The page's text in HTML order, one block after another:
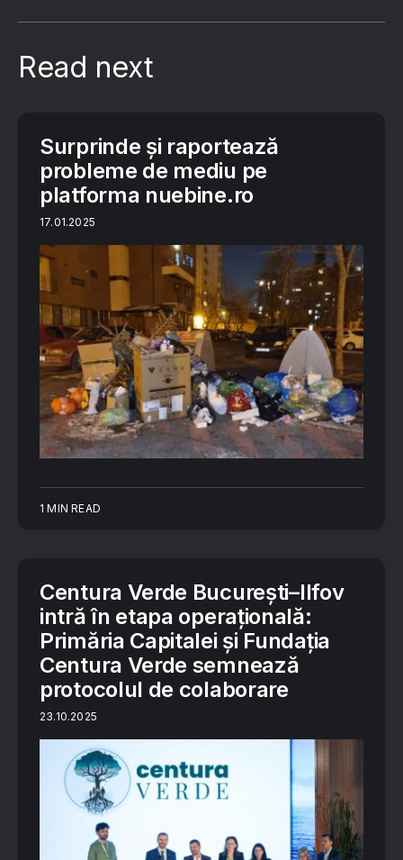
Read next
Surprinde și raportează
probleme de mediu pe
platforma nuebine.ro
17.01.2025
1 MIN READ
Centura Verde București–Ilfov
intră în etapa operațională:
Primăria Capitalei și Fundația
Centura Verde semnează
protocolul de colaborare
23.10.2025